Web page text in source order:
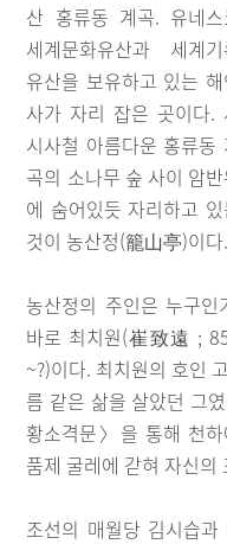
산 홍류동 계곡. 유네스
세계문화유산과 세계기
유산을 보유하고 있는 해
사가 자리 잡은 곳이다.
시사철 아름다운 홍류동
곡의 소나무 숲 사이 암반
에 숨어있듯 자리하고 있
것이 농산정(籠山亭)이다.
농산정의 주인은 누구인
바로 최치원(崔致遠 ;
~?)이다. 최치원의 호인
름 같은 삶을 살았던 그
황소격문〉을 통해 천
품제 굴레에 갇혀 자신의
조선의 매월당 김시습